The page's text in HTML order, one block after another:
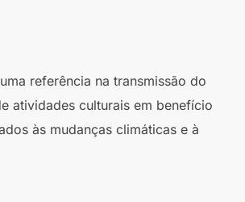
referência na transmissão do
atividades culturais em benefício
às mudanças climáticas e à